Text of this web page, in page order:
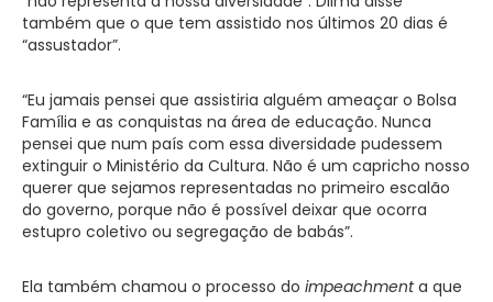
também que o que tem assistido nos últimos 20 dias é
“assustador”.
“Eu jamais pensei que assistiria alguém ameaçar o Bolsa
Família e as conquistas na área de educação. Nunca
pensei que num país com essa diversidade pudessem
extinguir o Ministério da Cultura. Não é um capricho nosso
querer que sejamos representadas no primeiro escalão
do governo, porque não é possível deixar que ocorra
estupro coletivo ou segregação de babás”.
Ela também chamou o processo do impeachmenta que